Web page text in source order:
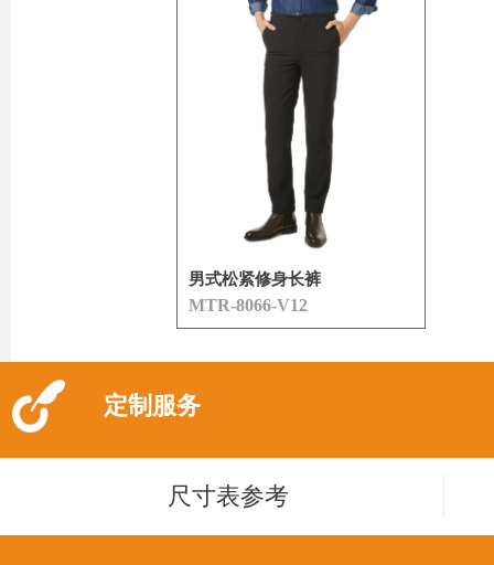
男式松紧修身长裤
MTR-8066-V12
尺寸表参考
定制服务